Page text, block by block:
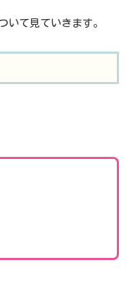
いて見ていきます。